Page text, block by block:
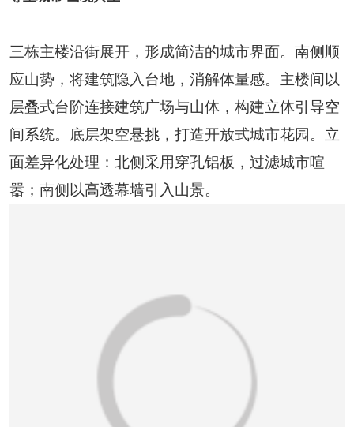
三栋主楼沿街展开，形成简洁的城市界面。南侧顺
应山势，将建筑隐入台地，消解体量感。主楼间以
层叠式台阶连接建筑广场与山体，构建立体引导空
间系统。底层架空悬挑，打造开放式城市花园。立
面差异化处理：北侧采用穿孔铝板，过滤城市喧
嚣；南侧以高透幕墙引入山景。